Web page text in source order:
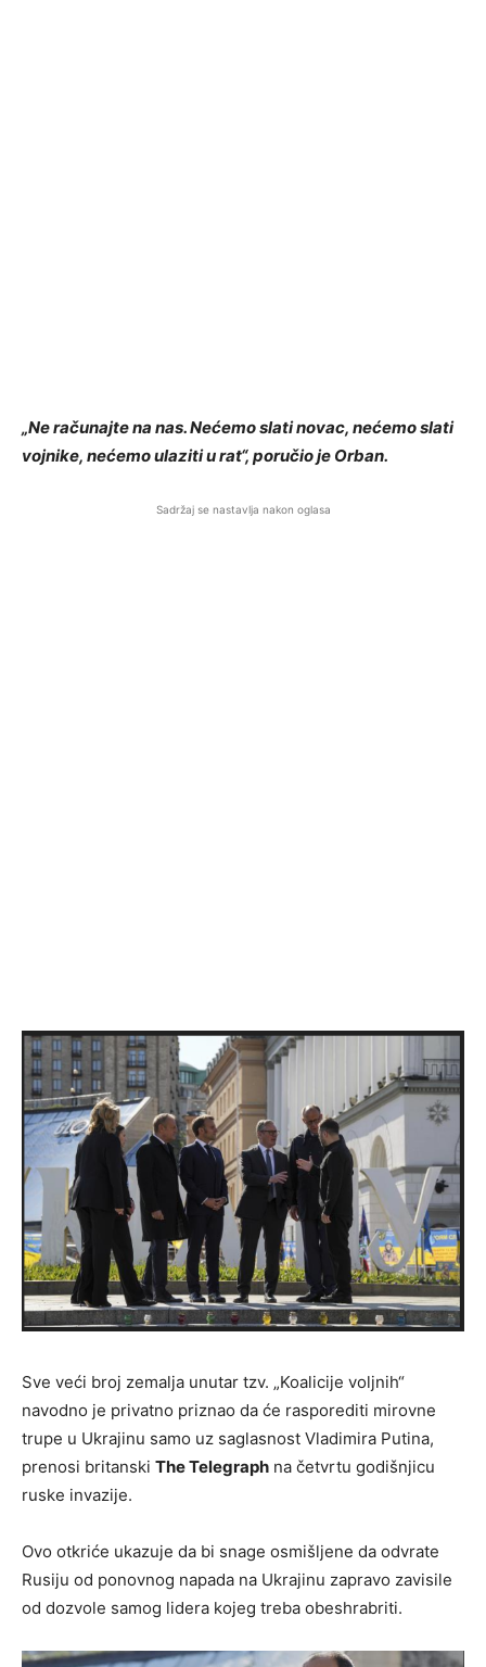
„Ne računajte na nas. Nećemo slati novac, nećemo slati
vojnike, nećemo ulaziti u rat“, poručio je Orban.
Sadržaj se nastavlja nakon oglasa
Sve veći broj zemalja unutar tzv. „Koalicije voljnih“
navodno je privatno priznao da će rasporediti mirovne
trupe u Ukrajinu samo uz saglasnost Vladimira Putina,
prenosi britanski The Telegraph na četvrtu godišnjicu
ruske invazije.
Ovo otkriće ukazuje da bi snage osmišljene da odvrate
Rusiju od ponovnog napada na Ukrajinu zapravo zavisile
od dozvole samog lidera kojeg treba obeshrabriti.